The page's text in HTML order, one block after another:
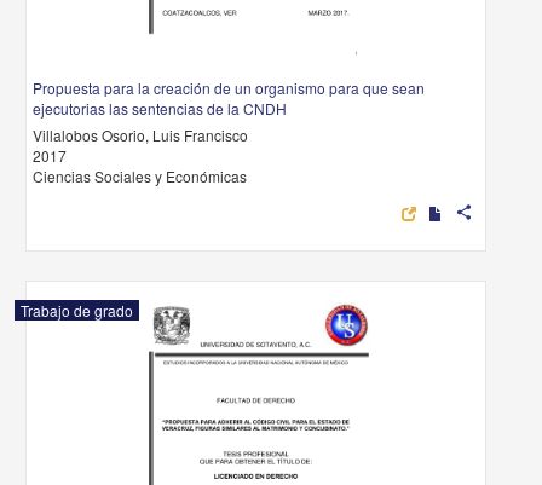
Propuesta para la creación de un organismo para que sean
ejecutorias las sentencias de la CNDH
Villalobos Osorio, Luis Francisco
2017
Ciencias Sociales y Económicas
share
Trabajo de grado